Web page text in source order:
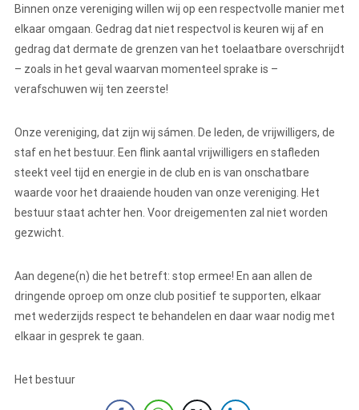
Binnen onze vereniging willen wij op een respectvolle manier met
elkaar omgaan. Gedrag dat niet respectvol is keuren wij af en
gedrag dat dermate de grenzen van het toelaatbare overschrijdt
– zoals in het geval waarvan momenteel sprake is –
verafschuwen wij ten zeerste!
Onze vereniging, dat zijn wij sámen. De leden, de vrijwilligers, de
staf en het bestuur. Een flink aantal vrijwilligers en stafleden
steekt veel tijd en energie in de club en is van onschatbare
waarde voor het draaiende houden van onze vereniging. Het
bestuur staat achter hen. Voor dreigementen zal niet worden
gezwicht.
Aan degene(n) die het betreft: stop ermee! En aan allen de
dringende oproep om onze club positief te supporten, elkaar
met wederzijds respect te behandelen en daar waar nodig met
elkaar in gesprek te gaan.
Het bestuur